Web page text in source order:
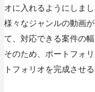
オに入れるようにしまし
様々なジャンルの動画
て、対応できる案件の幅
そのため、ポートフォ
トフォリオを完成させ